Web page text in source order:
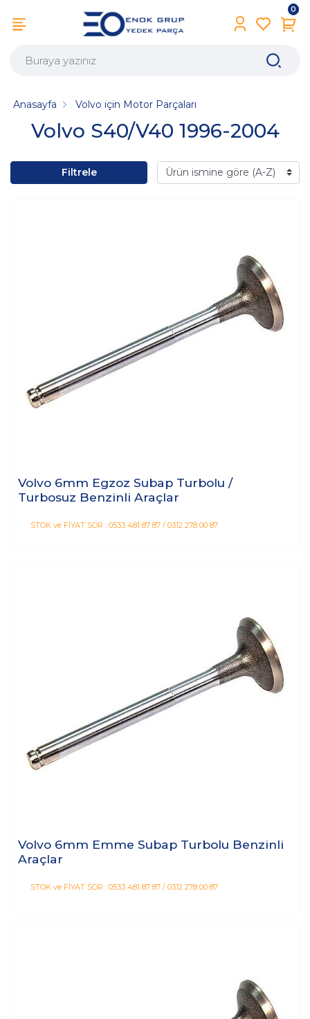
0
Volvo S40/V40 1996-2004
Anasayfa Volvo için Motor Parçaları
Filtrele
Volvo 6mm Egzoz Subap Turbolu /
Turbosuz Benzinli Araçlar
STOK ve FİYAT SOR : 0533 481 87 87 / 0312 278 00 87
Volvo 6mm Emme Subap Turbolu Benzinli
Araçlar
STOK ve FİYAT SOR : 0533 481 87 87 / 0312 278 00 87